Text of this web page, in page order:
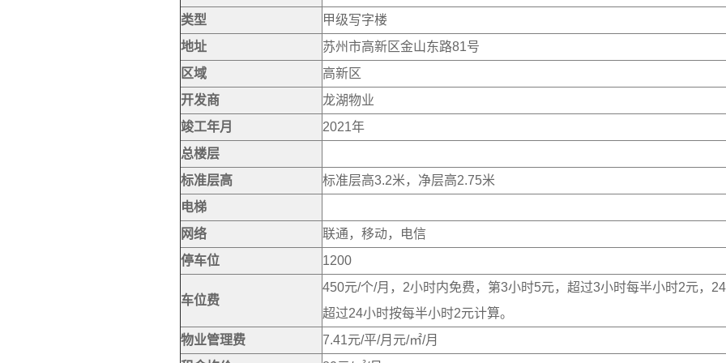
类型
甲级写字楼
地址
苏州市高新区金山东路81号
区域
高新区
开发商
龙湖物业
竣工年月
2021年
总楼层
标准层高
标准层高3.2米，净层高2.75米
电梯
网络
联通，移动，电信
停车位
1200
车位费
450元/个/月，2小时内免费，第3小时5元，超过3小时每半小时2元，24
超过24小时按每半小时2元计算。
物业管理费
7.41元/平/月元/㎡/月